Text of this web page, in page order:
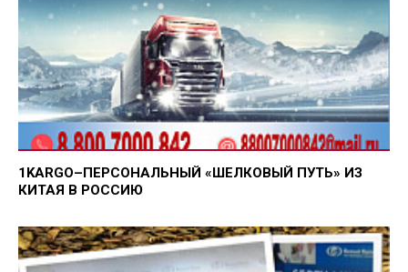
1KARGO–ПЕРСОНАЛЬНЫЙ «ШЕЛКОВЫЙ ПУТЬ» ИЗ
КИТАЯ В РОССИЮ